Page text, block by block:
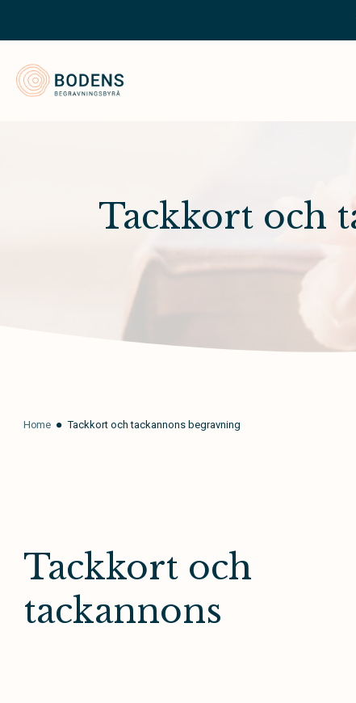
Tackkort och
Home Tackkort och tackannons begravning
Tackkort och
tackannons